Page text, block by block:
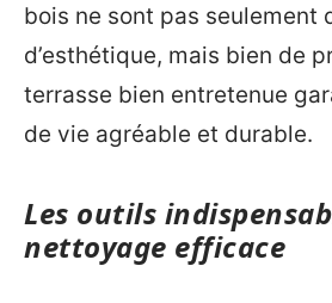
bois ne sont pas seulement
d’esthétique, mais bien de
terrasse bien entretenue
de vie agréable et durable.
Les outils
nettoyage efficace